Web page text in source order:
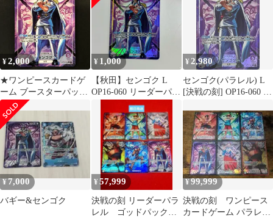
¥2,000
★ワンピースカードゲ
ーム ブースターパック
決戦の刻 OP16-060 パ
ラレル)センゴク L☆
¥ 1,000
【秋田】センゴク L
OP16-060 リーダーパラ
レル 決戦の刻
¥ 2,980
センゴク(パラレル) L
[決戦の刻] OP16-060 ワ
¥7,000
バギー&センゴク
¥57,999
決戦の刻 リーダーパラ
レル ゴッドパック 6
¥99,999
決戦の刻 ワンピース
カードゲーム パラレル